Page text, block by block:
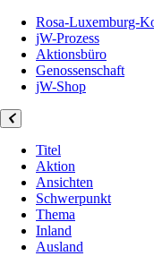
Rosa-Luxemburg-
jW-Prozess
Aktionsbüro
Genossenschaft
jW-Shop
Titel
Aktion
Ansichten
Schwerpunkt
Thema
Inland
Ausland